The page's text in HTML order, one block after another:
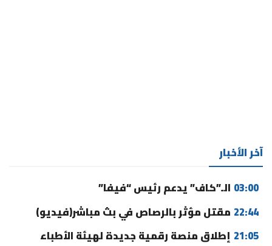
آخر الأخبار
03:00 الـ”كاف” يدعم رئيس “فيفا”
22:44 مقتل مؤثر بالرصاص في بث مباشر(فيديو)
21:05 إطلاق منصة رقمية جديدة لهيئة الأطباء